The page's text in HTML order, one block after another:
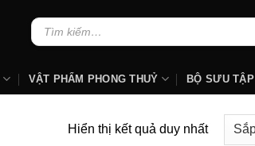
Tìm
kiếm:
VẬT PHẨM PHONG THUỶ BỘ SƯU TẬP
Hiển thị kết quả duy nhất